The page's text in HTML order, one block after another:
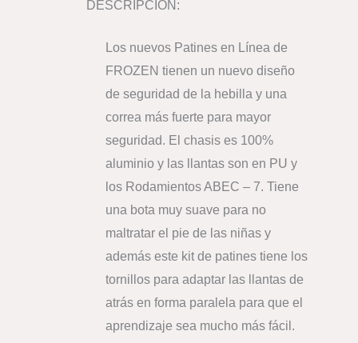
DESCRIPCIÓN:
Los nuevos Patines en Línea de
FROZEN tienen un nuevo diseño
de seguridad de la hebilla y una
correa más fuerte para mayor
seguridad. El chasis es 100%
aluminio y las llantas son en PU y
los Rodamientos ABEC – 7. Tiene
una bota muy suave para no
maltratar el pie de las niñas y
además este kit de patines tiene los
tornillos para adaptar las llantas de
atrás en forma paralela para que el
aprendizaje sea mucho más fácil.